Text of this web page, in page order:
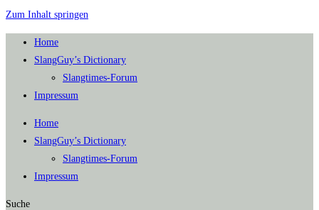
Zum Inhalt springen
Home
SlangGuy’s Dic­tion­a­ry
Slang­times-Forum
Impres­sum
Home
SlangGuy’s Dic­tion­a­ry
Slang­times-Forum
Impres­sum
Suche